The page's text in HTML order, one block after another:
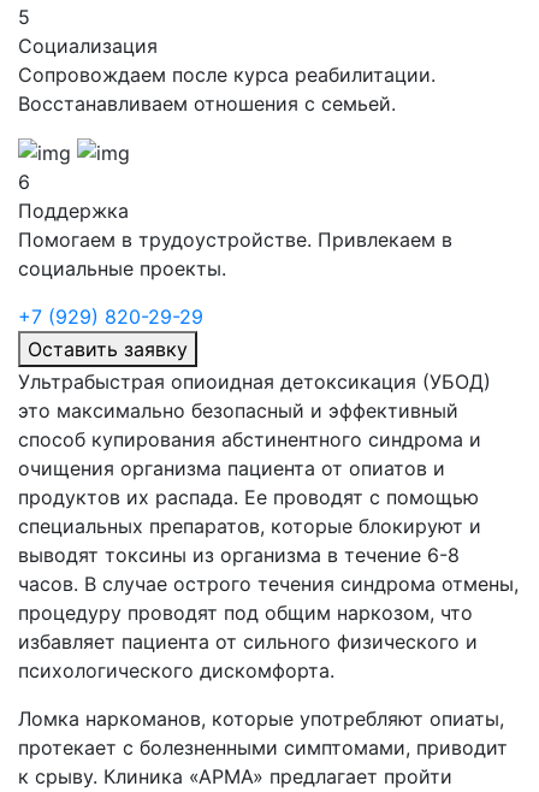
5
Социализация
Сопровождаем после курса реабилитации.
Восстанавливаем отношения с семьей.
6
Поддержка
Помогаем в трудоустройстве. Привлекаем в
социальные проекты.
+7 (929) 820-29-29
Оставить заявку
Ультрабыстрая опиоидная детоксикация (УБОД)
это максимально безопасный и эффективный
способ купирования абстинентного синдрома и
очищения организма пациента от опиатов и
продуктов их распада. Ее проводят с помощью
специальных препаратов, которые блокируют и
выводят токсины из организма в течение 6-8
часов. В случае острого течения синдрома отмены,
процедуру проводят под общим наркозом, что
избавляет пациента от сильного физического и
психологического дискомфорта.
Ломка наркоманов, которые употребляют опиаты,
протекает с болезненными симптомами, приводит
к срыву. Клиника «АРМА» предлагает пройти